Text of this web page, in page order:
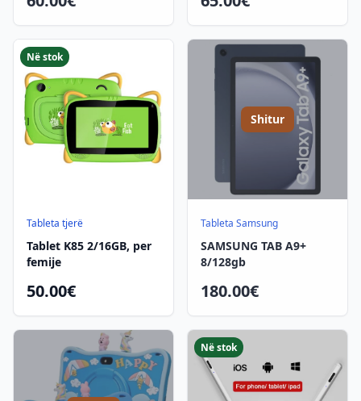
Tableta tjerë
Tablet K85 2/16GB, per
femije
50.00€
Në stok
Shitur
Tableta Samsung
SAMSUNG TAB A9+
8/128gb
180.00€
Në stok